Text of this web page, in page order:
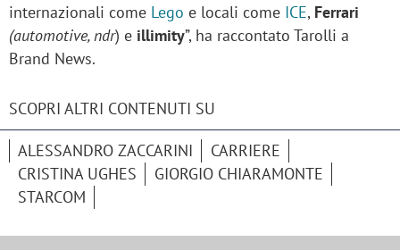
internazionali come Lego e locali come ICE, Ferrari
(automotive, ndr) e illimity”, ha raccontato Tarolli a
Brand News.
SCOPRI ALTRI CONTENUTI SU
ALESSANDRO ZACCARINI
CARRIERE
CRISTINA UGHES
GIORGIO CHIARAMONTE
STARCOM